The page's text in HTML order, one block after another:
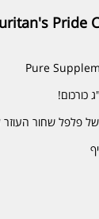
של פלפל שחור